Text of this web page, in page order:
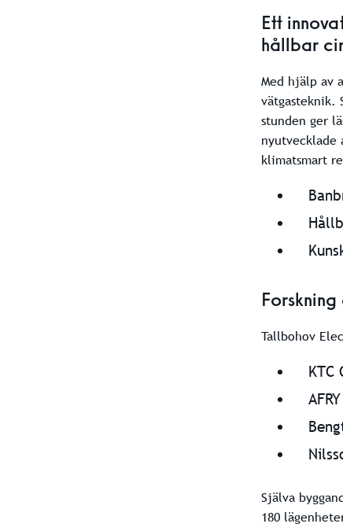
Ett
hållbar
Med hjälp av
vätgasteknik.
stunden ger
nyutvecklade
klimatsmart
Tallbohov
KTC
AFRY
Själva
180